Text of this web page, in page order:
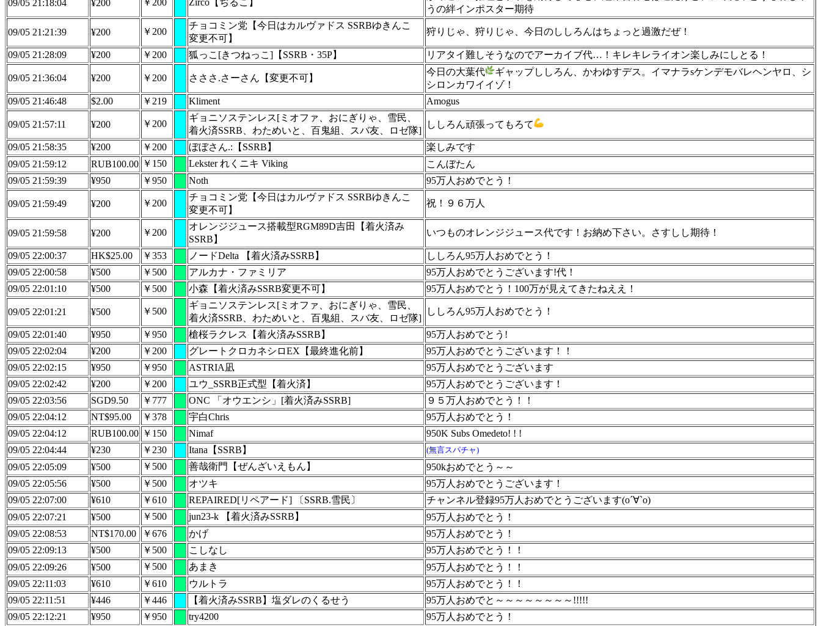
09/05 21:18:04 ¥200 ￥200 Zirco【ぢるこ】
うの絆インポスター期待
09/05 21:21:39 ¥200 ￥200
チョコミン党【今日はカルヴァドス SSRBゆきんこ
変更不可】
狩りじゃ、狩りじゃ、今日のししろんはちょっと過激だぜ！
09/05 21:28:09 ¥200 ￥200 狐っこ[きつねっこ]【SSRB・35P】 リアタイ難しそうなのでアーカイブ代…！キレキレライオン楽しみにしとる！
09/05 21:36:04 ¥200 ￥200 さささ.さーさん【変更不可】
今日の大葉代
ギャップししろん、かわゆすデス。イマナラsケンデモバレヘンヤロ、シ
シロンカワイイゾ！
09/05 21:46:48
$2.00 ￥219 Kliment Amogus
09/05 21:57:11 ¥200 ￥200
ギョニソステンレス[ミオファ、おにぎりゃ、雪民、
着火済SSRB、わためいと、百鬼組、スバ友、ロゼ隊]
ししろん頑張ってもろて
09/05 21:58:35 ¥200 ￥200 ぼぼさん.:【SSRB】
楽しみです
09/05 21:59:12
RUB100.00 ￥150 Lekster れくニキ Viking
こんぼたん
09/05 21:59:39
¥950 ￥950 Noth 95万人おめでとう！
09/05 21:59:49 ¥200 ￥200
チョコミン党【今日はカルヴァドス SSRBゆきんこ
変更不可】
祝！９６万人
09/05 21:59:58 ¥200 ￥200
オレンジジュース搭載型RGM89D吉田【着火済み
SSRB】
いつものオレンジジュース代です！お納め下さい。さすしし期待！
09/05 22:00:37 HK$25.00 ￥353 ノードDelta 【着火済みSSRB】
ししろん95万人おめでとう！
09/05 22:00:58
¥500 ￥500 アルカナ・ファミリア
95万人おめでとうございます!代！
09/05 22:01:10
¥500 ￥500 小森【着火済みSSRB変更不可】 95万人おめでとう！100万が見えてきたねええ！
09/05 22:01:21 ¥500 ￥500
ギョニソステンレス[ミオファ、おにぎりゃ、雪民、
着火済SSRB、わためいと、百鬼組、スバ友、ロゼ隊]
ししろん95万人おめでとう！
09/05 22:01:40 ¥950 ￥950 槍桜ラクレス【着火済みSSRB】
95万人おめでとう!
09/05 22:02:04
¥200 ￥200 グレートクロカネシロEX【最終進化前】
95万人おめでとうございます！！
09/05 22:02:15
¥950 ￥950 ASTRIA凪
95万人おめでとうございます
09/05 22:02:42
¥200 ￥200 ユウ_SSRB正式型【着火済】
95万人おめでとうございます！
09/05 22:03:56
SGD9.50 ￥777 ONC 「オウエンシ」[着火済みSSRB]
９５万人おめでとう！！
09/05 22:04:12
NT$95.00 ￥378 宇白Chris
95万人おめでとう！
09/05 22:04:12
RUB100.00 ￥150 Nimaf
950K Subs Omedeto! ! !
09/05 22:04:44
¥230 ￥230 Itana【SSRB】 (無言スパチャ)
09/05 22:05:09 ¥500 ￥500 善哉衛門【ぜんざいえもん】
950kおめでとう～～
09/05 22:05:56
¥500 ￥500 オツキ
95万人おめでとうございます！
09/05 22:07:00
¥610 ￥610 REPAIRED[リペアード] 〔SSRB.雪民〕
チャンネル登録95万人おめでとうございます(о´∀`о)
09/05 22:07:21
¥500 ￥500 jun23-k 【着火済みSSRB】
95万人おめでとう！
09/05 22:08:53
NT$170.00 ￥676 かげ
95万人おめでとう！
09/05 22:09:13
¥500 ￥500 こしなし
95万人おめでとう！！
09/05 22:09:26
¥500 ￥500 あまき
95万人おめでとう！！
09/05 22:11:03
¥610 ￥610 ウルトラ
95万人おめでとう！！
09/05 22:11:51
¥446 ￥446 【着火済みSSRB】塩ダレのくるせう
95万人おめでと～～～～～～～～!!!!!
09/05 22:12:21
¥950 ￥950 try4200 95万人おめでとう！